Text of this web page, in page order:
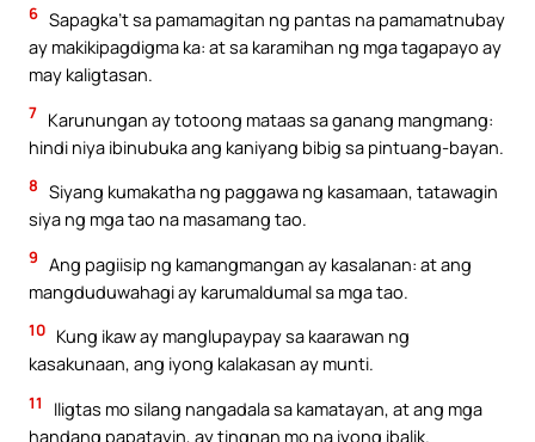
6 Sapagka’t sa pamamagitan ng pantas na pamamatnubay
ay makikipagdigma ka: at sa karamihan ng mga tagapayo ay
may kaligtasan.
7 Karunungan ay totoong mataas sa ganang mangmang:
hindi niya ibinubuka ang kaniyang bibig sa pintuang-bayan.
8 Siyang kumakatha ng paggawa ng kasamaan, tatawagin
siya ng mga tao na masamang tao.
9 Ang pagiisip ng kamangmangan ay kasalanan: at ang
mangduduwahagi ay karumaldumal sa mga tao.
10 Kung ikaw ay manglupaypay sa kaarawan ng
kasakunaan, ang iyong kalakasan ay munti.
11
Iligtas mo silang nangadala sa kamatayan, at ang mga
handang papatayin, ay tingnan mo na iyong ibalik.